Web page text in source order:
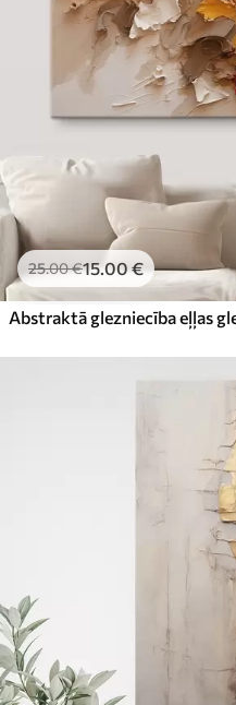
25.00€15.00€
Abstraktā glezniecība eļļas